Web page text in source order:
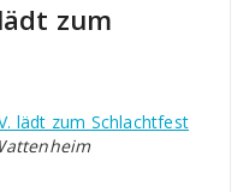
zum
lädt zum Schlachtfest